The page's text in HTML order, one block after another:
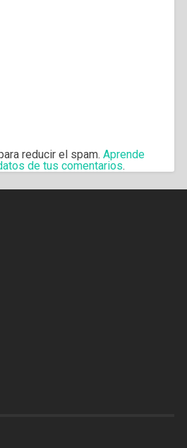
reducir el spam. Aprende
de tus comentarios.